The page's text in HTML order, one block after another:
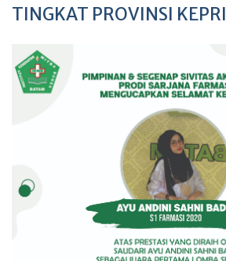
TINGKAT PROVINSI KEPRI